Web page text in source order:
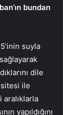
bundan
suyla
dile
ile
aralıklarla
yapıldığını